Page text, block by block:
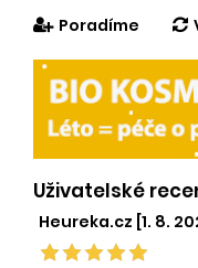
Poradíme
Uživatelské
Heureka.cz [1. 8.